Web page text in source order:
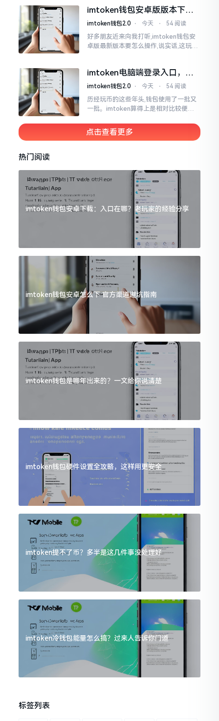
的模样
imtoken钱包安卓版版本下载
安装教程
imtoken钱包2.0 ⋅ 今天 ⋅ 54 阅读
好多朋友近来向我打听,imtoken钱包安
卓版最新版本要怎么操作,说实话,这玩意
0版本
imtoken电脑端登录入口，地
址在这里
imtoken钱包2.0 ⋅ 今天 ⋅ 54 阅读
历经玩币的这些年头,钱包使用了一批又
一批。imtoken算得上是相对比较便于
而有时想要就着大屏幕瞧瞧资产状况,那
就得去寻觅电脑端的入口。
点击查看更多
热门阅读
imtoken钱包安卓下载：入口在哪？老玩家的经验分享
imtoken钱包安卓怎么下 官方渠道避坑指南
imtoken钱包是哪年出来的？一文给你说清楚
imtoken钱包硬件设置全攻略，这样用更安全
imtoken提不了币？多半是这几件事没处理好
imtoken冷钱包能量怎么搞？过来人告诉你门道
标签列表